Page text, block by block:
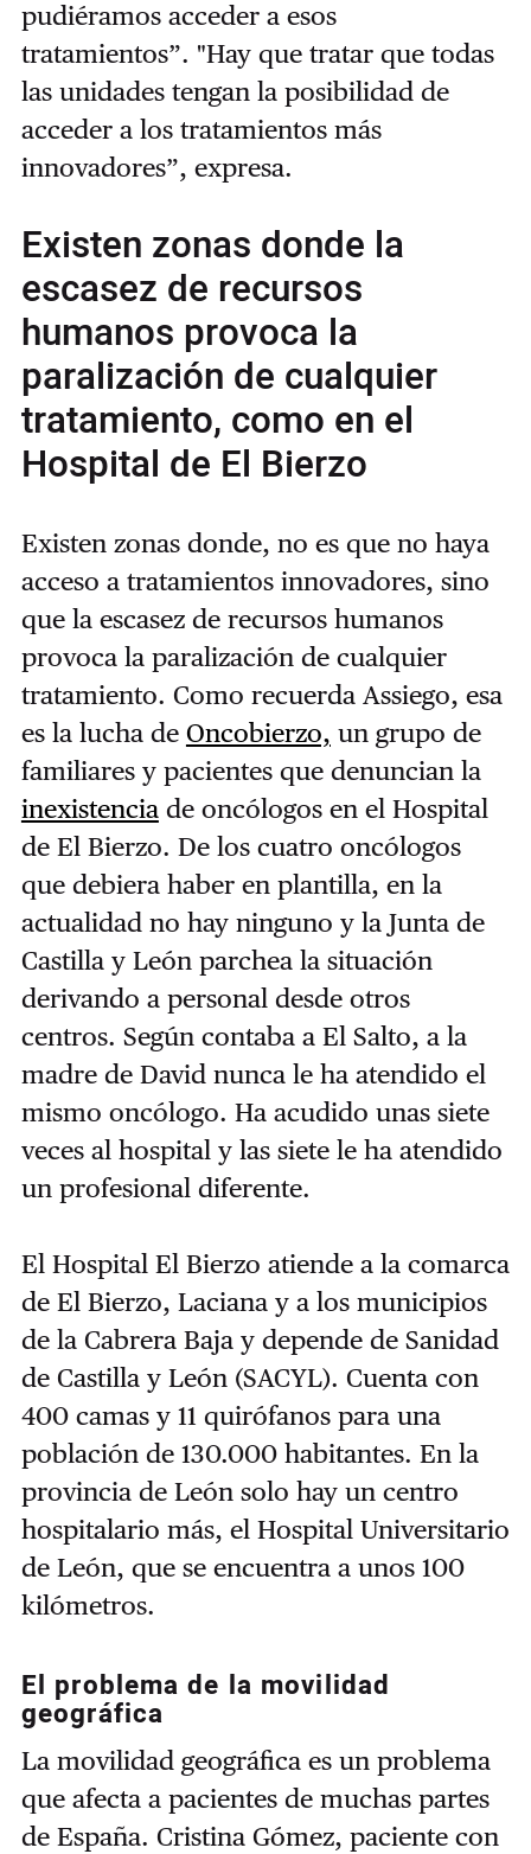
pudiéramos acceder a esos
tratamientos”. "Hay que tratar que todas
las unidades tengan la posibilidad de
acceder a los tratamientos más
innovadores”, expresa.
Existen zonas donde la
escasez de recursos
humanos provoca la
paralización de cualquier
tratamiento, como en el
Hospital de El Bierzo
Existen zonas donde, no es que no haya
acceso a tratamientos innovadores, sino
que la escasez de recursos humanos
provoca la paralización de cualquier
tratamiento. Como recuerda Assiego, esa
es la lucha de Oncobierzo, un grupo de
familiares y pacientes que denuncian la
inexistenciade oncólogos en el Hospital
de El Bierzo. De los cuatro oncólogos
que debiera haber en plantilla, en la
actualidad no hay ninguno y la Junta de
Castilla y León parchea la situación
derivando a personal desde otros
centros. Según contaba a El Salto, a la
madre de David nunca le ha atendido el
mismo oncólogo. Ha acudido unas siete
veces al hospital y las siete le ha atendido
un profesional diferente.
El Hospital El Bierzo atiende a la comarca
de El Bierzo, Laciana y a los municipios
de la Cabrera Baja y depende de Sanidad
de Castilla y León (SACYL). Cuenta con
400 camas y 11 quirófanos para una
población de 130.000 habitantes. En la
provincia de León solo hay un centro
hospitalario más, el Hospital Universitario
de León, que se encuentra a unos 100
kilómetros.
El problema de la movilidad
geográfica
La movilidad geográfica es un problema
que afecta a pacientes de muchas partes
de España. Cristina Gómez, paciente con